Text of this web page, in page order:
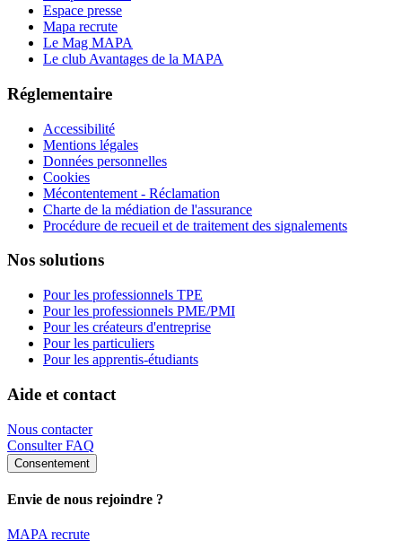
Espace presse
Mapa recrute
Le Mag MAPA
Le club Avantages de la MAPA
Réglementaire
Accessibilité
Mentions légales
Données personnelles
Cookies
Mécontentement - Réclamation
Charte de la médiation de l'assurance
Procédure de recueil et de traitement des signalements
Nos solutions
Pour les professionnels TPE
Pour les professionnels PME/PMI
Pour les créateurs d'entreprise
Pour les particuliers
Pour les apprentis-étudiants
Aide et contact
Nous contacter
Consulter FAQ
Consentement
Envie de nous rejoindre ?
MAPA recrute